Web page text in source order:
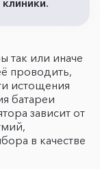
так или иначе
проводить,
истощения
батареи
зависит от
в качестве